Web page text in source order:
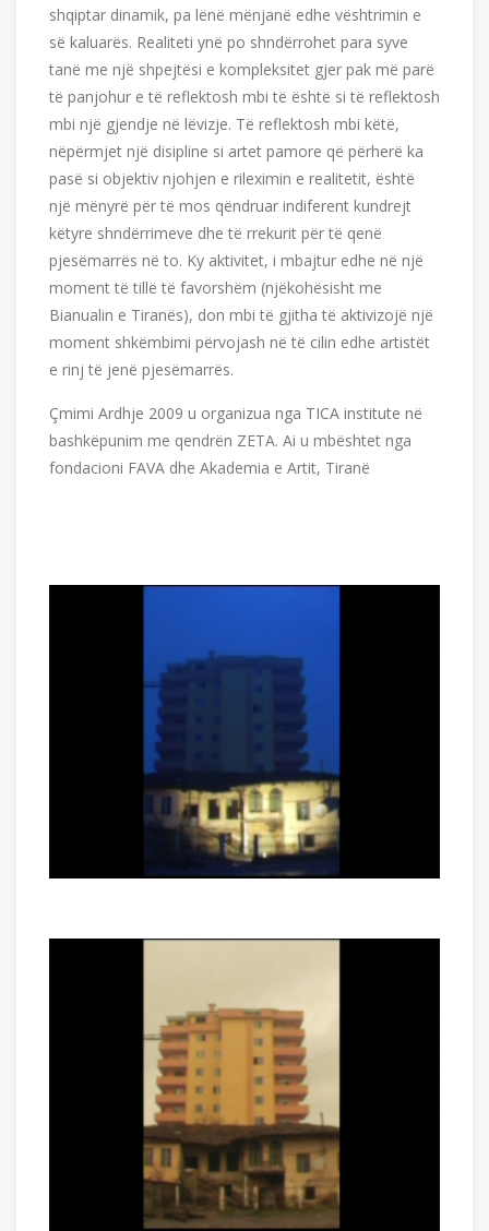
shqiptar dinamik, pa lënë mënjanë edhe vështrimin e
së kaluarës. Realiteti ynë po shndërrohet para syve
tanë me një shpejtësi e kompleksitet gjer pak më parë
të panjohur e të reflektosh mbi të është si të reflektosh
mbi një gjendje në lëvizje. Të reflektosh mbi këtë,
nëpërmjet një disipline si artet pamore që përherë ka
pasë si objektiv njohjen e rileximin e realitetit, është
një mënyrë për të mos qëndruar indiferent kundrejt
këtyre shndërrimeve dhe të rrekurit për të qenë
pjesëmarrës në to. Ky aktivitet, i mbajtur edhe në një
moment të tillë të favorshëm (njëkohësisht me
Bianualin e Tiranës), don mbi të gjitha të aktivizojë një
moment shkëmbimi përvojash në të cilin edhe artistët
e rinj të jenë pjesëmarrës.
Çmimi Ardhje 2009 u organizua nga TICA institute në
bashkëpunim me qendrën ZETA. Ai u mbështet nga
fondacioni FAVA dhe Akademia e Artit, Tiranë